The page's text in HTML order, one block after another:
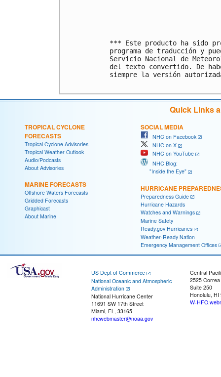
*** Este producto ha sido
programa de traducción y
Servicio Nacional de
del texto convertido. De
siempre la versión
Quick Links
TROPICAL CYCLONE
FORECASTS
Tropical Cyclone Advisories
Tropical Weather Outlook
Audio/Podcasts
About Advisories
MARINE FORECASTS
Offshore Waters Forecasts
Gridded Forecasts
Graphicast
About Marine
SOCIAL MEDIA
NHC on Facebook
NHC on X
NHC on YouTube
NHC Blog:
"Inside the Eye"
HURRICANE
Preparedness Guide
Hurricane Hazards
Watches and Warnings
Marine Safety
Ready.gov Hurricanes
Weather-Ready Nation
Emergency Management Offices
US Dept of Commerce
National Oceanic and Atmospheric
Administration
National Hurricane Center
11691 SW 17th Street
Miami, FL, 33165
nhcwebmaster@noaa.gov
Central
2525
Suite 250
Honolulu, HI
W-